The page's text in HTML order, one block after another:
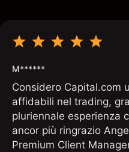
M******
Considero Capital.com
affidabili nel trading,
pluriennale esperienza
ancor più ringrazio
Premium Client